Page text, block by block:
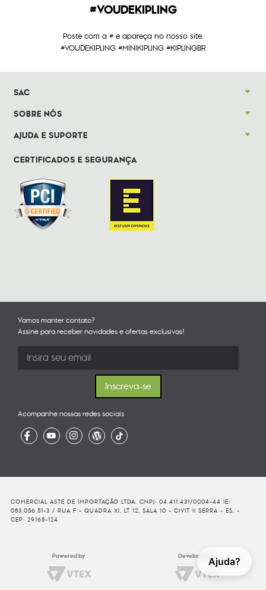
Ajuda?
#VOUDEKIPLING
Poste com a # e apareça no nosso site.
#VOUDEKIPLING #MINIKIPLING #KIPLINGBR
SAC
SOBRE NÓS
AJUDA E SUPORTE
CERTIFICADOS E SEGURANÇA
Vamos manter contato?
Assine para receber novidades e ofertas exclusivas!
Acompanhe nossas redes sociais
COMERCIAL ASTE DE IMPORTAÇÃO LTDA. CNPJ: 04.411.431/0004-44 IE:
083.056.51-3 / RUA F - QUADRA XI, LT 12, SALA 10 - CIVIT II SERRA - ES. -
CEP: 29168-124
Powered by Developed By